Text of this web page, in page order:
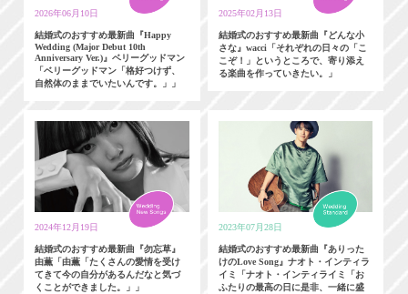
2026年06月10日
結婚式のおすすめ最新曲『Happy
Wedding (Major Debut 10th
Anniversary Ver.)』ベリーグッドマン
「ベリーグッドマン「格好つけず、
自然体のままでいたいんです。」」
2025年02月13日
結婚式のおすすめ最新曲『どんな小
さな』wacci「それぞれの日々の「こ
こぞ！」というところで、寄り添え
る楽曲を作っていきたい。」
2024年12月19日
結婚式のおすすめ最新曲『勿忘草』
由薫「由薫「たくさんの愛情を受け
てきて今の自分があるんだなと気づ
くことができました。」」
2023年07月28日
結婚式のおすすめ最新曲『ありった
けのLove Song』ナオト・インティラ
イミ「ナオト・インティライミ「お
ふたりの最高の日に是非、一緒に盛